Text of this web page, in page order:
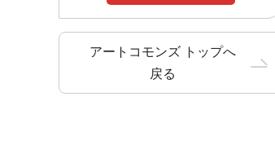
アートコモンズ トップへ
戻る